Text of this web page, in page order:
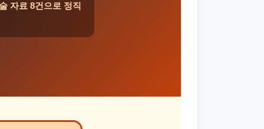
자료 8건으로 정직